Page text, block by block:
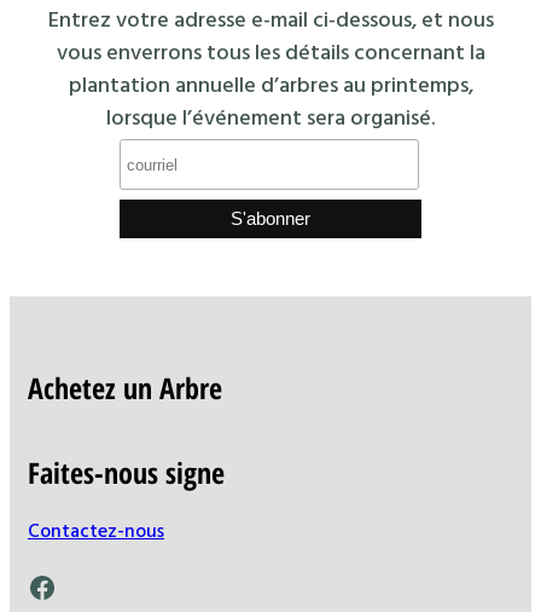
Entrez votre adresse e-mail ci-dessous, et nous
vous enverrons tous les détails concernant la
plantation annuelle d’arbres au printemps,
lorsque l’événement sera organisé.
Achetez un Arbre
Faites-nous signe
Contactez-nous
Facebook